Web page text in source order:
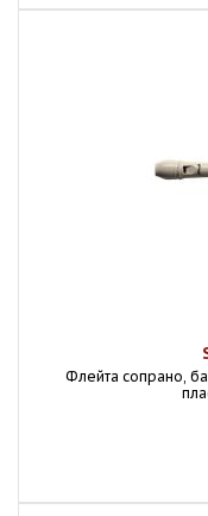
Флейта сопрано,